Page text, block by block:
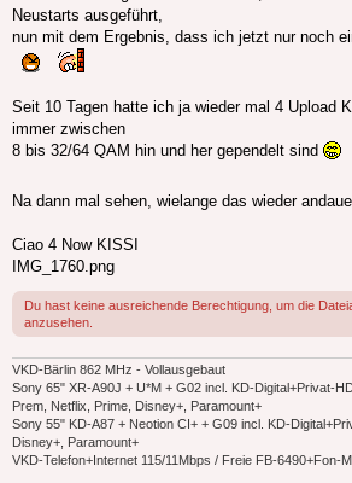
Neustarts ausgeführt,
nun mit dem Ergebnis, dass ich jetzt nur noch
Seit 10 Tagen hatte ich ja wieder mal 4 Upload
immer zwischen
8 bis 32/64 QAM hin und her gependelt sind
Na dann mal sehen, wielange das wieder
Ciao 4 Now KISSI
IMG_1760.png
Du hast keine ausreichende Berechtigung, um die
anzusehen.
VKD-Bärlin 862 MHz - Vollausgebaut
Sony 65" XR-A90J + U*M + G02 incl. KD-Digital+Privat-
Prem, Netflix, Prime, Disney+, Paramount+
Sony 55" KD-A87 + Neotion CI+ + G09 incl. KD-
Disney+, Paramount+
VKD-Telefon+Internet 115/11Mbps / Freie FB-6490+Fon-